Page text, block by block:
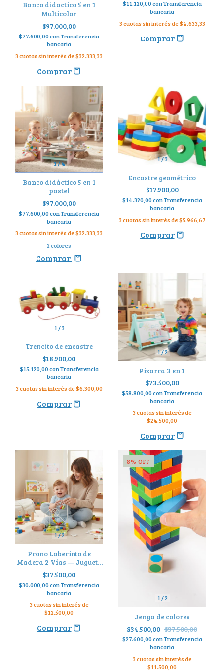
Banco didactico 5 en 1
Multicolor
$97.000,00
$77.600,00conTransferencia
bancaria
3cuotas sin interés de$32.333,33
$11.120,00conTransferencia
bancaria
3cuotas sin interés de$4.633,33
1/4
Banco didáctico 5 en 1
pastel
$97.000,00
$77.600,00conTransferencia
bancaria
3cuotas sin interés de$32.333,33
2 colores
Comprar
1/3
Encastre geométrico
$17.900,00
$14.320,00conTransferencia
bancaria
3cuotas sin interés de$5.966,67
1 /3
Trencito de encastre
$18.900,00
$15.120,00conTransferencia
bancaria
3cuotas sin interés de$6.300,00
1/2
Pizarra 3 en 1
$73.500,00
$58.800,00conTransferencia
bancaria
3cuotas sin interés de
$24.500,00
1/2
Prono Laberinto de
Madera 2 Vías — Juguete
Montessori para Bebés sin
Pantallas
$37.500,00
$30.000,00conTransferencia
bancaria
3cuotas sin interés de
$12.500,00
1 /2
8% OFF
Jenga de colores
$34.500,00 $37.500,00
$27.600,00conTransferencia
bancaria
3cuotas sin interés de
$11.500,00